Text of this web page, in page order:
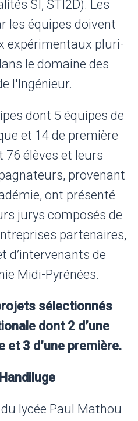
SI, STI2D). Les
les équipes doivent
expérimentaux pluri-
le domaine des
l'Ingénieur.
dont 5 équipes de
et 14 de première
76 élèves et leurs
provenant
ont présenté
jurys composés de
partenaires,
d’intervenants de
Midi-Pyrénées.
sélectionnés
dont 2 d’une
et 3 d’une première.
du lycée Paul Mathou